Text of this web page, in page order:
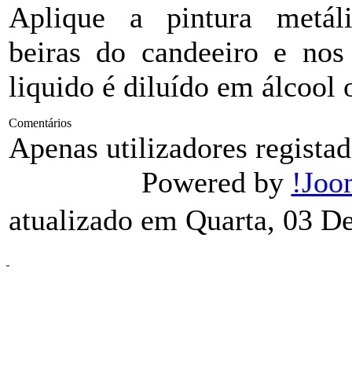
Aplique a pintura
beiras do candeeiro e
liquido é diluído em álcool
Comentários
Apenas utilizadores
Powered by
atualizado em Quarta, 03